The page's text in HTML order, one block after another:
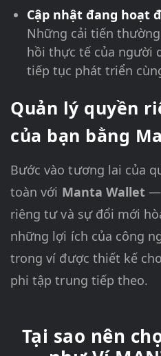
Cập nhật đang hoạt
Những cải tiến
hồi thực tế của người
tiếp tục phát triển
Quản lý quyền
của bạn bằng
Bước vào tương lai của
toàn với Manta Wallet—
riêng tư và sự đổi mới
những lợi ích của công
trong ví được thiết kế
phi tập trung tiếp theo.
Tại sao nên